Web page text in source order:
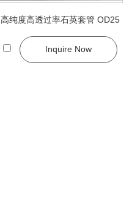
高纯度高透过率石英套管 OD25
Inquire Now